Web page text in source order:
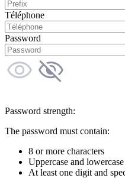
Téléphone
Password
Password strength:
The password must contain:
8 or more characters
Uppercase and
At least one digit and